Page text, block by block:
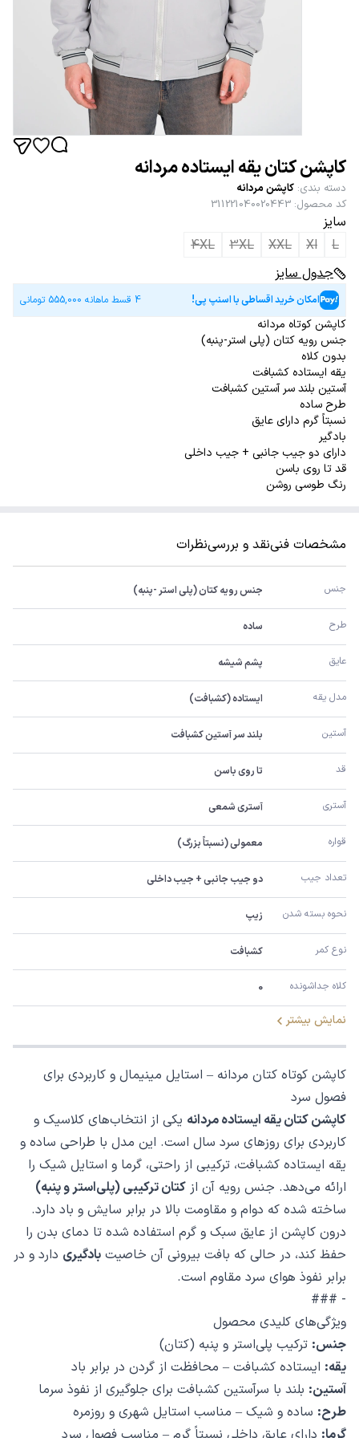
کاپشن کتان یقه ایستاده مردانه
دسته بندی: کاپشن مردانه
کد محصول:
311221040020443
سایز
L
Xl
XXL
3XL
4XL
جدول سایز
امکان خرید اقساطی با اسنپ پی! 4 قسط ماهانه 555,000 تومانی
کاپشن کوتاه مردانه
جنس رویه کتان (پلی استر-پنبه)
بدون کلاه
یقه ایستاده کشبافت
آستین بلند سر آستین کشبافت
طرح ساده
نسبتاً گرم دارای عایق
بادگیر
دارای دو جیب جانبی + جیب داخلی
قد تا روی باسن
رنگ طوسی روشن
مشخصات فنینقد و بررسینظرات
جنس جنس رویه کتان (پلی استر -پنبه)
طرح ساده
عایق پشم شیشه
مدل یقه ایستاده (کشبافت)
آستین بلند سر آستین کشبافت
قد تا روی باسن
آستری آستری شمعی
قواره معمولی (نسبتاً بزرگ)
تعداد جیب دو جیب جانبی + جیب داخلی
نحوه بسته شدن زیپ
نوع کمر کشبافت
کلاه جداشونده 0
نمایش بیشتر
کاپشن کوتاه کتان مردانه – استایل مینیمال و کاربردی برای
فصول سرد
کاپشن کتان یقه ایستاده مردانه یکی از انتخاب‌های کلاسیک و
کاربردی برای روزهای سرد سال است. این مدل با طراحی ساده و
یقه ایستاده کشبافت، ترکیبی از راحتی، گرما و استایل شیک را
ارائه می‌دهد. جنس رویه آن از کتان ترکیبی (پلی‌استر و پنبه)
ساخته شده که دوام و مقاومت بالا در برابر سایش و باد دارد.
درون کاپشن از عایق سبک و گرم استفاده شده تا دمای بدن را
حفظ کند، در حالی که بافت بیرونی آن خاصیت بادگیری دارد و در
برابر نفوذ هوای سرد مقاوم است.
- ###
ویژگی‌های کلیدی محصول
جنس: ترکیب پلی‌استر و پنبه (کتان)
یقه: ایستاده کشبافت – محافظت از گردن در برابر باد
آستین: بلند با سرآستین کشبافت برای جلوگیری از نفوذ سرما
طرح: ساده و شیک – مناسب استایل شهری و روزمره